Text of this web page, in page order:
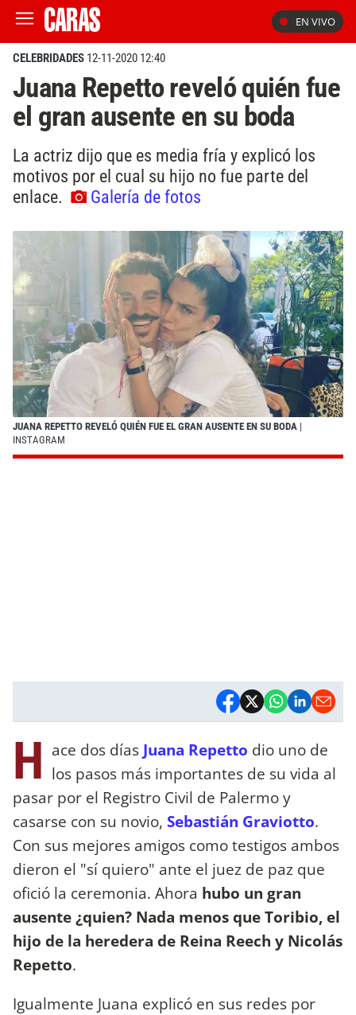
EN VIVO
CELEBRIDADES 12-11-2020 12:40
Juana Repetto reveló quién fue
el gran ausente en su boda
La actriz dijo que es media fría y explicó los
motivos por el cual su hijo no fue parte del
enlace.
Galería de fotos
JUANA REPETTO REVELÓ QUIÉN FUE EL GRAN AUSENTE EN SU BODA |
INSTAGRAM
H ace dos días Juana Repetto dio uno de
los pasos más importantes de su vida al
pasar por el Registro Civil de Palermo y
casarse con su novio, Sebastián Graviotto.
Con sus mejores amigos como testigos ambos
dieron el "sí quiero" ante el juez de paz que
ofició la ceremonia. Ahora hubo un gran
ausente ¿quien? Nada menos que Toribio, el
hijo de la heredera de Reina Reech y Nicolás
Repetto.
Igualmente Juana explicó en sus redes por